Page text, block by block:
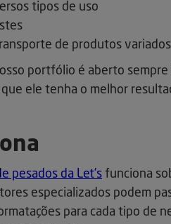
tipos de uso
de produtos variados
portfólio é aberto
ele tenha o melhor
pesados da Let’s funciona
especializados podem
para cada tipo de